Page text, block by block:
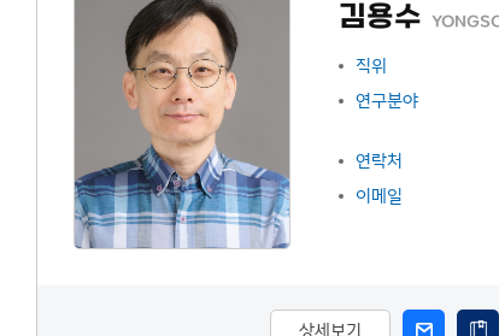
김용수
직위
연구분야
연락처
이메일
상세보기